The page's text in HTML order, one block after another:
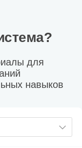
для
навыков